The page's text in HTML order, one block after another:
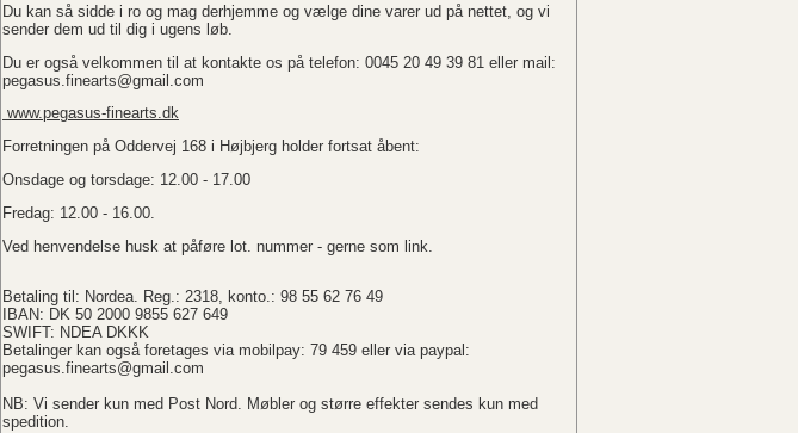
Du kan så sidde i ro og mag derhjemme og vælge dine varer ud på nettet, og vi
sender dem ud til dig i ugens løb.
Du er også velkommen til at kontakte os på telefon: 0045 20 49 39 81 eller mail:
pegasus.finearts@gmail.com
www.pegasus-finearts.dk
Forretningen på Oddervej 168 i Højbjerg holder fortsat åbent:
Onsdage og torsdage: 12.00 - 17.00
Fredag: 12.00 - 16.00.
Ved henvendelse husk at påføre lot. nummer - gerne som link.
Betaling til: Nordea. Reg.: 2318, konto.: 98 55 62 76 49
IBAN: DK 50 2000 9855 627 649
SWIFT: NDEA DKKK
Betalinger kan også foretages via mobilpay: 79 459 eller via paypal:
pegasus.finearts@gmail.com
NB: Vi sender kun med Post Nord. Møbler og større effekter sendes kun med
spedition.